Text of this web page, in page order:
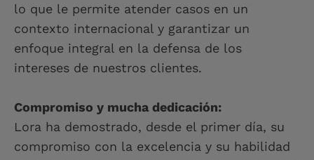
lo que le permite atender casos en un
contexto internacional y garantizar un
enfoque integral en la defensa de los
intereses de nuestros clientes.
Compromiso y mucha dedicación:
Lora ha demostrado, desde el primer día, su
compromiso con la excelencia y su habilidad